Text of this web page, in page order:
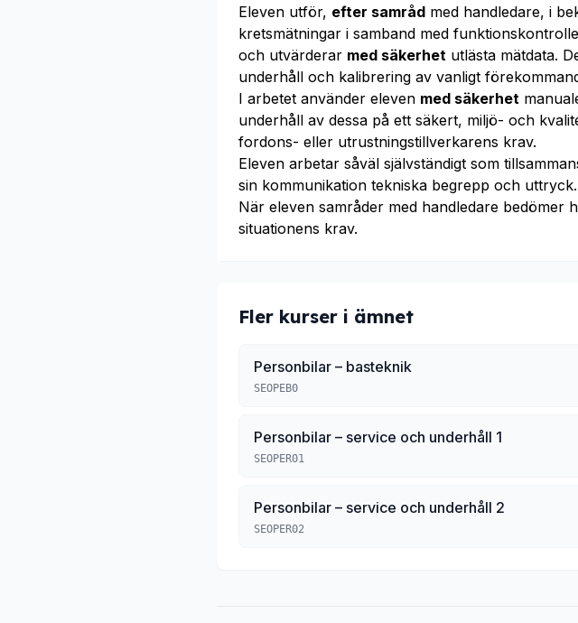
Eleven utför, efter samråd med handledare, i
kretsmätningar i samband med
och utvärderar med säkerhet utlästa mätdata.
underhåll och kalibrering av vanligt
I arbetet använder eleven med säkerhet
underhåll av dessa på ett säkert, miljö- och
fordons- eller utrustningstillverkarens krav.
Eleven arbetar såväl självständigt som
sin kommunikation tekniska begrepp och
När eleven samråder med handledare bedömer
situationens krav.
Fler kurser i ämnet
Personbilar – basteknik
SEOPEB0
Personbilar – service och underhåll 1
SEOPER01
Personbilar – service och underhåll 2
SEOPER02